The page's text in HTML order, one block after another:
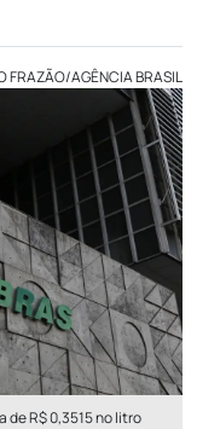
FRAZÃO/AGÊNCIA BRASIL
de R$ 0,3515 no litro